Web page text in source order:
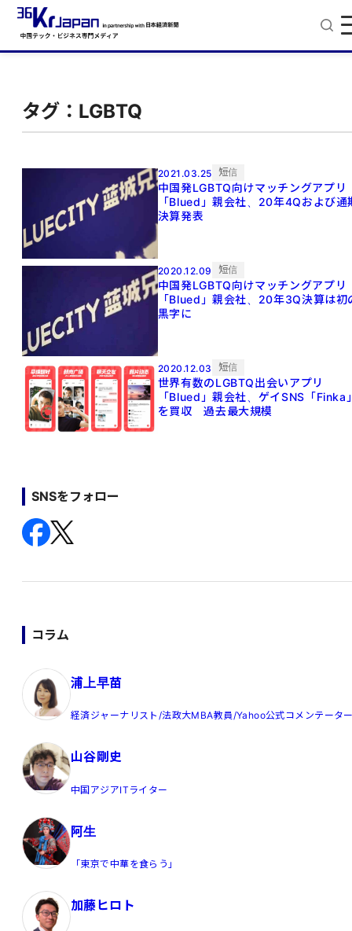
タグ：LGBTQ
2021.03.25 短信
中国発LGBTQ向けマッチングアプリ
「Blued」親会社、20年4Qおよび通
決算発表
2020.12.09 短信
中国発LGBTQ向けマッチングアプリ
「Blued」親会社、20年3Q決算は初
黒字に
2020.12.03 短信
世界有数のLGBTQ出会いアプリ
「Blued」親会社、ゲイSNS「Finka
を買収 過去最大規模
SNSをフォロー
コラム
浦上早苗
経済ジャーナリスト/法政大MBA教員/Yahoo公式コメンテータ
山谷剛史
中国アジアITライター
阿生
「東京で中華を食らう」
加藤ヒロト